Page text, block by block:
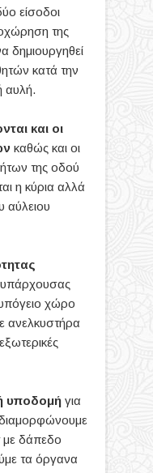
είσοδοι
της
δημιουργηθεί
κατά την
αυλή.
και οι
καθώς και οι
της οδού
η κύρια αλλά
αύλειου
υπάρχουσας
χώρο
ανελκυστήρα
υποδομή για
με δάπεδο
τα όργανα